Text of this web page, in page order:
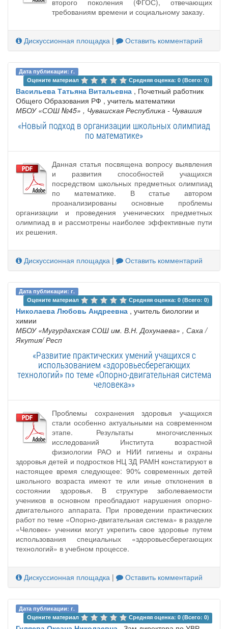
требованиям времени и социальному заказу.
Дискуссионная площадка | Оставить комментарий
Дата публикации: г.
Оцените материал
Средняя оценка: 0 (Всего: 0)
Васильева Татьяна Витальевна , Почетный работник
Общего Образования РФ , учитель математики
МБОУ «СОШ №45» , Чувашская Республика - Чувашия
«Новый подход в организации школьных олимпиад
по математике»
Данная статья посвящена вопросу выявления
и развития способностей учащихся
посредством школьных предметных олимпиад
по математике. В статье автором
проанализированы основные проблемы
организации и проведения ученических предметных
олимпиад в и рассмотрены наиболее эффективные пути
их решения.
Дискуссионная площадка | Оставить комментарий
Дата публикации: г.
Оцените материал
Средняя оценка: 0 (Всего: 0)
Николаева Любовь Андреевна , учитель биологии и
химии
МБОУ «Мугурдахская СОШ им. В.Н. Дохунаева» , Саха /
Якутия/ Респ
«Развитие практических умений учащихся с
использованием «здоровьесберегающих
технологий» по теме «Опорно-двигательная система
человека»»
Проблемы сохранения здоровья учащихся
стали особенно актуальными на современном
этапе. Результаты многочисленных
исследований Института возрастной
физиологии РАО и НИИ гигиены и охраны
здоровья детей и подростков НЦ ЗД РАМН констатируют в
настоящее время следующее: 90% современных детей
школьного возраста имеют те или иные отклонения в
состоянии здоровья. В структуре заболеваемости
учеников в основном преобладают нарушения опорно-
двигательного аппарата. При проведении практических
работ по теме «Опорно-двигательная система» в разделе
«Человек» ученики могут укрепить свое здоровье путем
использования специальных «здоровьесберегающих
технологий» в учебном процессе.
Дискуссионная площадка | Оставить комментарий
Дата публикации: г.
Оцените материал
Средняя оценка: 0 (Всего: 0)